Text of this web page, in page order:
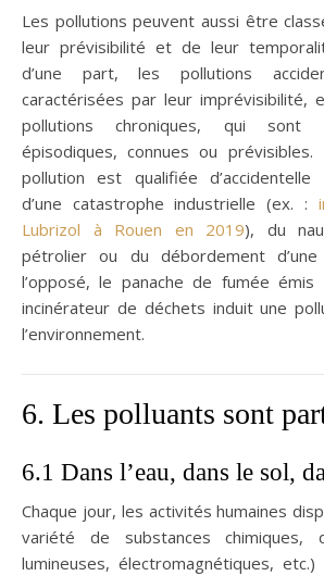
Les pollutions peuvent aussi être
leur prévisibilité et de leur
d’une part, les pollutions
caractérisées par leur imprévisibilité,
pollutions chroniques, qui sont
épisodiques, connues ou
pollution est qualifiée d’accidentelle
d’une catastrophe industrielle (ex. :
Lubrizol à Rouen en 2019), du
pétrolier ou du débordement
l’opposé, le panache de fumée
incinérateur de déchets induit une
l’environnement.
6. Les polluants sont
6.1 Dans l’eau, dans le sol,
Chaque jour, les activités humaines
variété de substances chimiques,
lumineuses, électromagnétiques,